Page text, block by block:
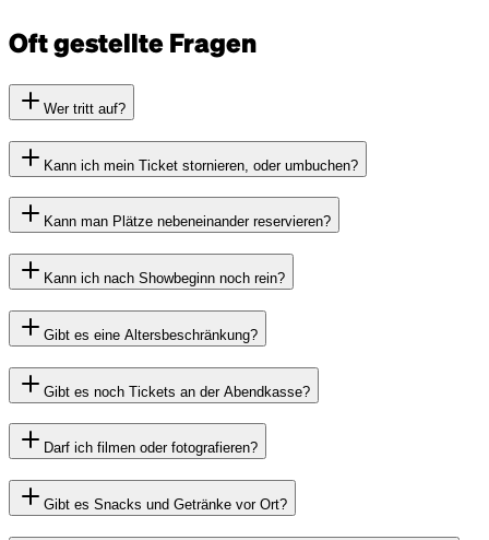
Oft gestellte Fragen
Wer tritt auf?
Kann ich mein Ticket stornieren, oder umbuchen?
Kann man Plätze nebeneinander reservieren?
Kann ich nach Showbeginn noch rein?
Gibt es eine Altersbeschränkung?
Gibt es noch Tickets an der Abendkasse?
Darf ich filmen oder fotografieren?
Gibt es Snacks und Getränke vor Ort?